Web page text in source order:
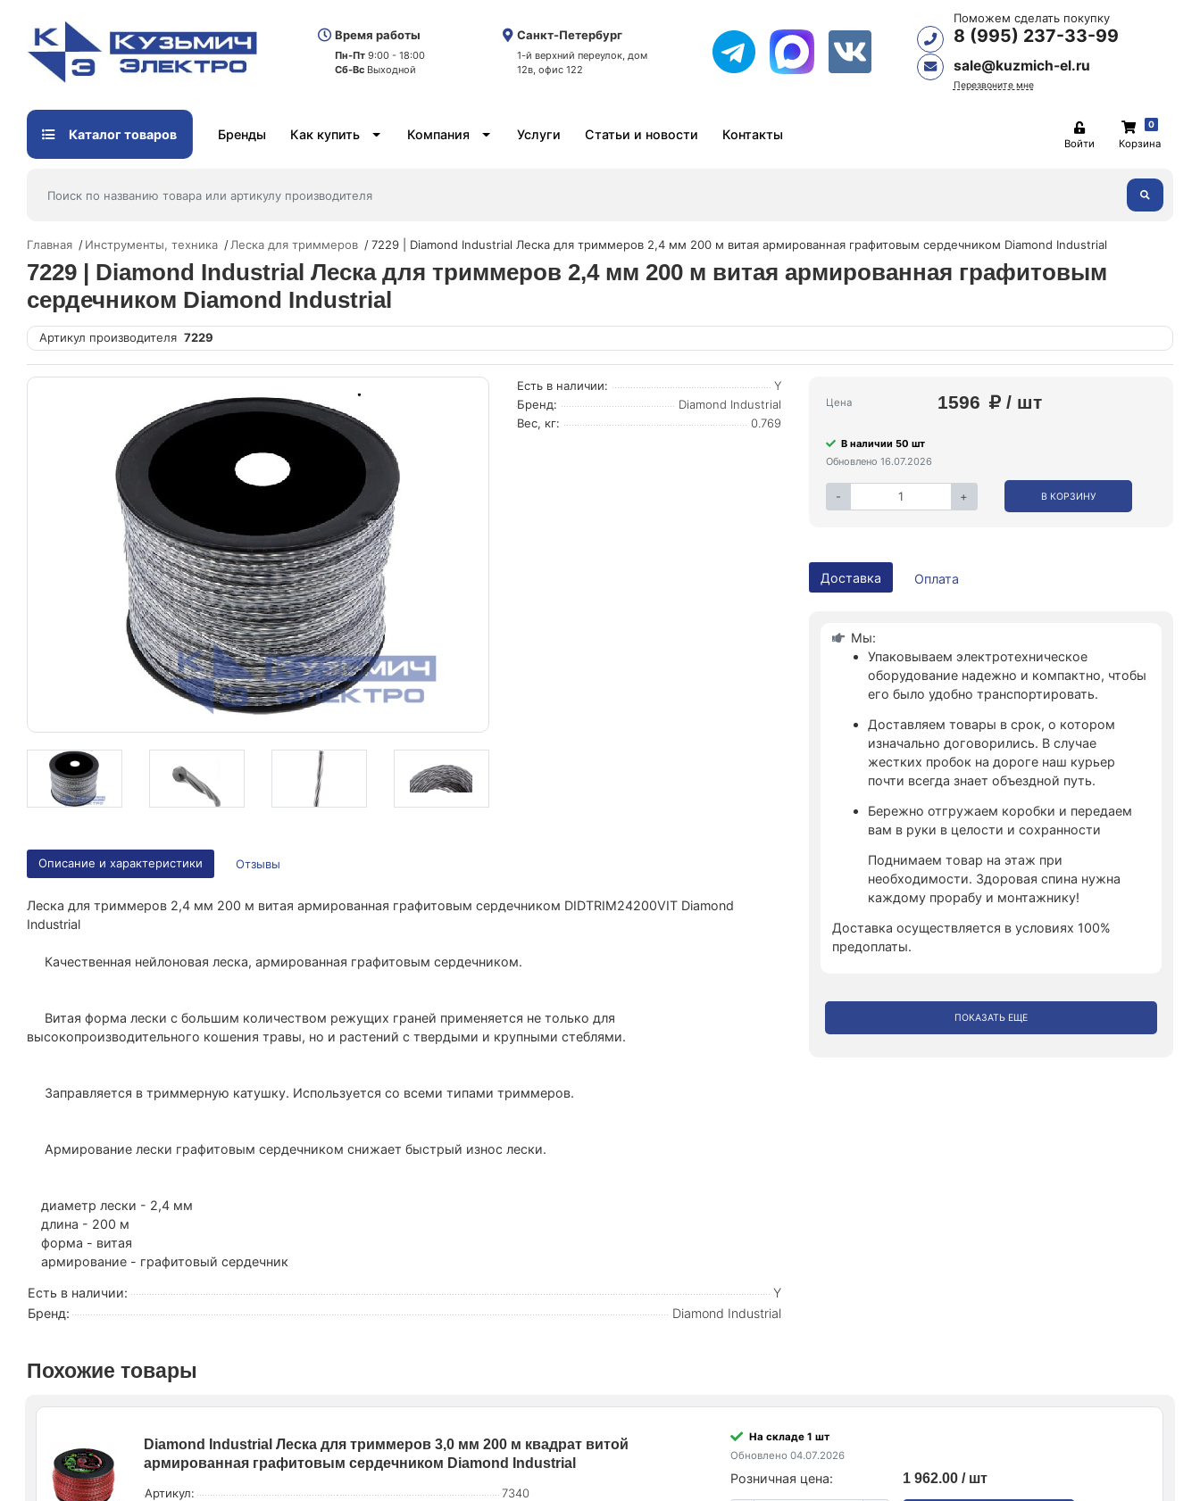
Время работы
Пн-Пт 9:00 - 18:00
Сб-Вс Выходной
Санкт-Петербург
1-й верхний переулок, дом
12в, офис 122
Поможем сделать покупку
8 (995) 237-33-99
sale@kuzmich-el.ru
Перезвоните мне
Каталог товаров Бренды Как купить Компания Услуги Статьи и новости Контакты
Войти
0
Корзина
Главная Инструменты, техника Леска для триммеров 7229 | Diamond Industrial Леска для триммеров 2,4 мм 200 м витая армированная графитовым сердечником Diamond Industrial
7229 | Diamond Industrial Леска для триммеров 2,4 мм 200 м витая армированная графитовым
сердечником Diamond Industrial
Артикул производителя 7229
Есть в наличии:
Y
Бренд:
Diamond Industrial
Вес, кг:
0.769
Цена 1596 / шт
В наличии 50 шт
Обновлено 16.07.2026
- + В КОРЗИНУ
Доставка Оплата
Мы:
Упаковываем электротехническое
оборудование надежно и компактно, чтобы
его было удобно транспортировать.
Доставляем товары в срок, о котором
изначально договорились. В случае
жестких пробок на дороге наш курьер
почти всегда знает объездной путь.
Бережно отгружаем коробки и передаем
вам в руки в целости и сохранности
Поднимаем товар на этаж при
необходимости. Здоровая спина нужна
каждому прорабу и монтажнику!
Доставка осуществляется в условиях 100%
предоплаты.
ПОКАЗАТЬ ЕЩЕ
Описание и характеристики Отзывы
Леска для триммеров 2,4 мм 200 м витая армированная графитовым сердечником DIDTRIM24200VIT Diamond
Industrial
Качественная нейлоновая леска, армированная графитовым сердечником.
Витая форма лески с большим количеством режущих граней применяется не только для
высокопроизводительного кошения травы, но и растений с твердыми и крупными стеблями.
Заправляется в триммерную катушку. Используется со всеми типами триммеров.
Армирование лески графитовым сердечником снижает быстрый износ лески.
диаметр лески - 2,4 мм
длина - 200 м
форма - витая
армирование - графитовый сердечник
Есть в наличии:
Y
Бренд:
Diamond Industrial
Похожие товары
Diamond Industrial Леска для триммеров 3,0 мм 200 м квадрат витой
армированная графитовым сердечником Diamond Industrial
Артикул:
7340
На складе 1 шт
Обновлено 04.07.2026
Розничная цена: 1 962.00 / шт